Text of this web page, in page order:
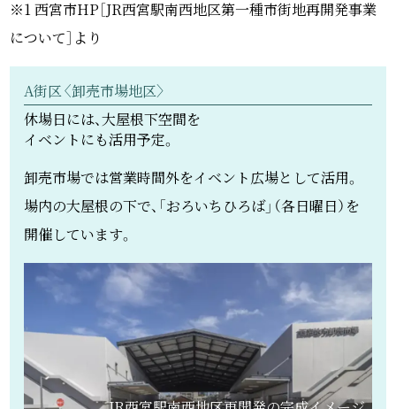
※1 西宮市HP［JR西宮駅南西地区第一種市街地再開発事業
について］より
A街区〈卸売市場地区〉
休場日には、大屋根下空間を
イベントにも活用予定。
卸売市場では営業時間外をイベント広場として活用。
場内の大屋根の下で、「おろいちひろば」（各日曜日）を
開催しています。